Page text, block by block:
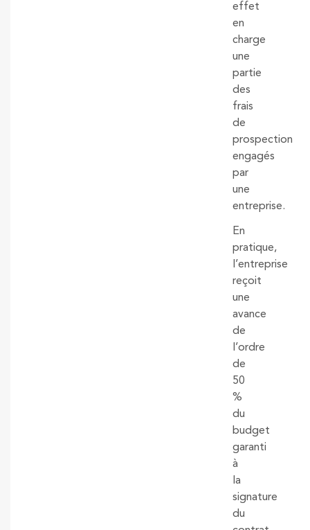
effet
en
charge
une
partie
des
frais
de
prospection
engagés
par
une
entreprise.
En
pratique,
l’entreprise
reçoit
une
avance
de
l’ordre
de
50
%
du
budget
garanti
à
la
signature
du